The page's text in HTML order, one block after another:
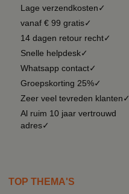
Lage verzendkosten✓
vanaf € 99 gratis✓
14 dagen retour recht✓
Snelle helpdesk✓
Whatsapp contact✓
Groepskorting 25%✓
Zeer veel tevreden klanten✓
Al ruim 10 jaar vertrouwd
adres✓
TOP THEMA'S